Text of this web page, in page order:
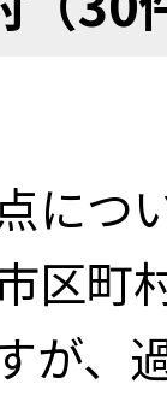
につ
区町
が、